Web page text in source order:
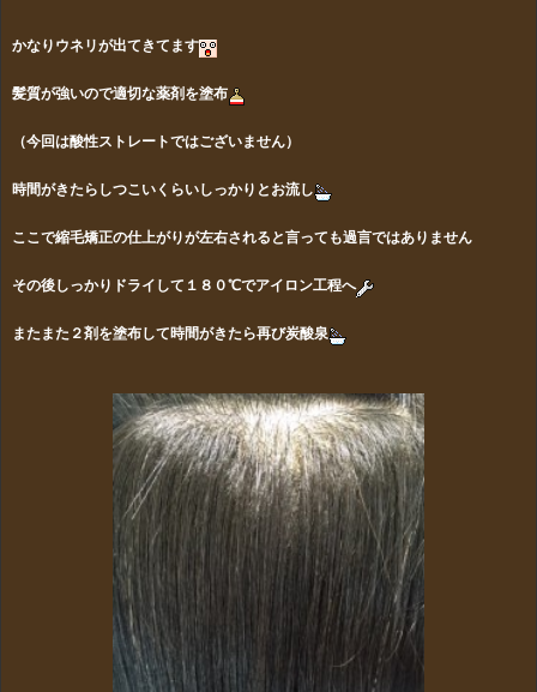
かなりウネリが出てきてます
髪質が強いので適切な薬剤を塗布
（今回は酸性ストレートではございません）
時間がきたらしつこいくらいしっかりとお流し
ここで縮毛矯正の仕上がりが左右されると言っても過言ではありません
その後しっかりドライして１８０℃でアイロン工程へ
またまた２剤を塗布して時間がきたら再び炭酸泉